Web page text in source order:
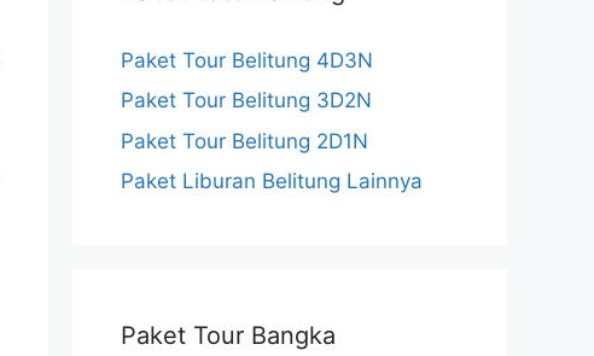
o
o
k
g
r
a
m
b
e
C
n
Paket Tour Belitung 4D3N
Paket Tour Belitung 3D2N
Paket Tour Belitung 2D1N
Paket Liburan Belitung Lainnya
Paket Tour Bangka